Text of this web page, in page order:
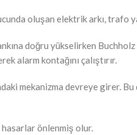
oluşan elektrik arkı, trafo
doğru yükselirken
alarm kontağını çalıştırır.
mekanizma devreye girer.
önlenmiş olur.